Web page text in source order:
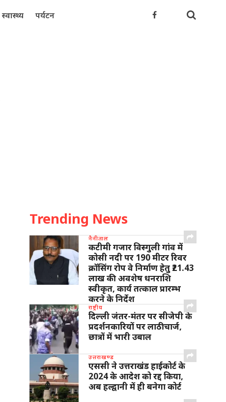
स्वास्थ्य पर्यटन
Trending News
नैनीताल
कटीमी गजार विस्गुली गांव में
कोसी नदी पर 190 मीटर रिवर
क्रॉसिंग रोप वे निर्माण हेतु ₹21.43
लाख की अवशेष धनराशि
स्वीकृत, कार्य तत्काल प्रारम्भ
करने के निर्देश
राष्ट्रीय
दिल्ली जंतर-मंतर पर सीजेपी के
प्रदर्शनकारियों पर लाठीचार्ज,
छात्रों में भारी उबाल
उत्तराखण्ड
एससी ने उत्तराखंड हाईकोर्ट के
2024 के आदेश को रद्द किया,
अब हल्द्वानी में ही बनेगा कोर्ट